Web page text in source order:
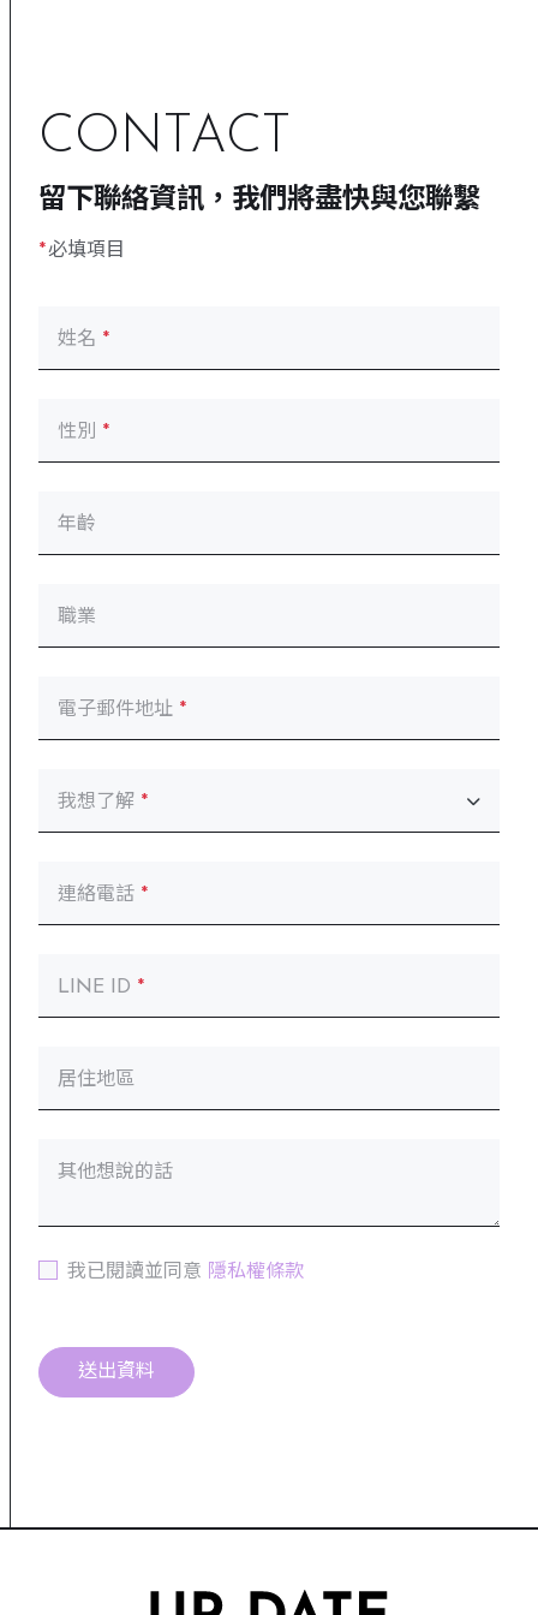
CONTACT
留下聯絡資訊，我們將盡快與您聯繫
必填項目
姓名 *
性別 *
年齡
職業
電子郵件地址 *
我想了解 *
連絡電話 *
LINE ID *
居住地區
其他想說的話
我已閱讀並同意 隱私權條款
送出資料